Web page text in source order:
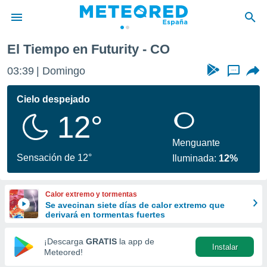
de
por
se
calidad.
a este
las
y
forma
digital
basada
El Tiempo en Futurity - CO
03:39 Domingo ...
Cielo despejado
12°
Sensación de 12°
Menguante
Iluminada: 12%
Calor extremo y tormentas
Se avecinan siete días de calor extremo que
derivará en tormentas fuertes
¡Descarga GRATIS la app de
Meteored!
Instalar